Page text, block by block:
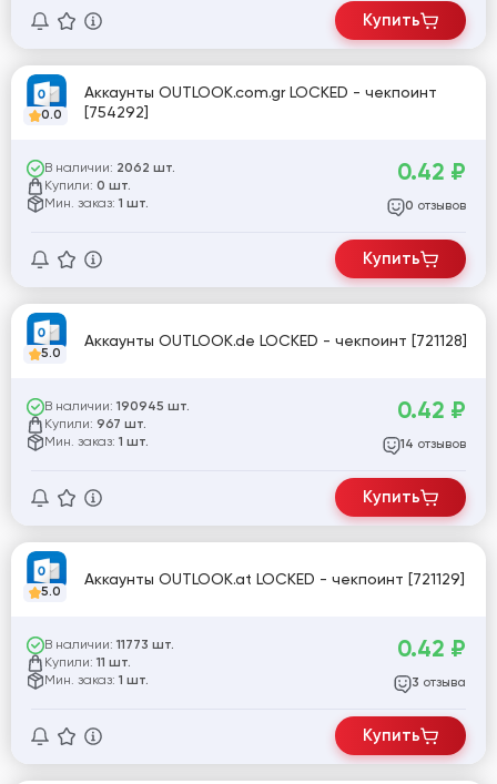
Купить
0.0
Аккаунты OUTLOOK.com.gr LOCKED - чекпоинт
[754292]
В наличии: 2062 шт.
Купили: 0 шт.
Мин. заказ: 1 шт.
0.42 ₽
0 отзывов
Купить
5.0
Аккаунты OUTLOOK.de LOCKED - чекпоинт [721128]
В наличии: 190945 шт.
Купили: 967 шт.
Мин. заказ: 1 шт.
0.42 ₽
14 отзывов
Купить
5.0
Аккаунты OUTLOOK.at LOCKED - чекпоинт [721129]
В наличии: 11773 шт.
Купили: 11 шт.
Мин. заказ: 1 шт.
0.42 ₽
3 отзыва
Купить